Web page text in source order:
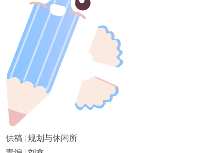
供稿 | 规划与休闲所